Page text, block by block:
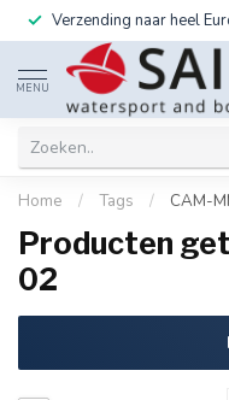
Verzending naar heel
MENU
Home / Tags / CAM-
Producten
02